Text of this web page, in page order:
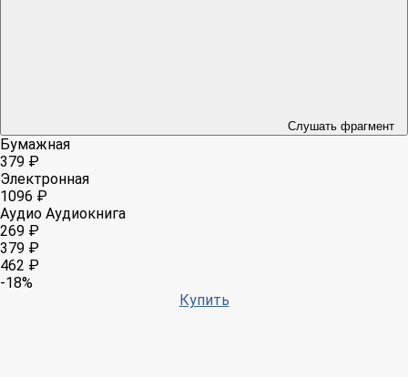
Слушать фрагмент
Бумажная
379 ₽
Электронная
1096 ₽
Аудио Аудиокнига
269 ₽
379 ₽
462 ₽
-18%
Купить